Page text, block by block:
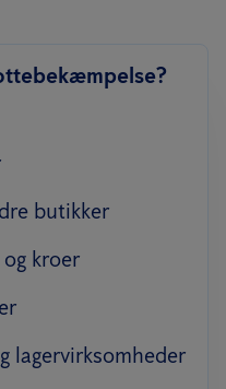
butikker
kroer
lagervirksomheder